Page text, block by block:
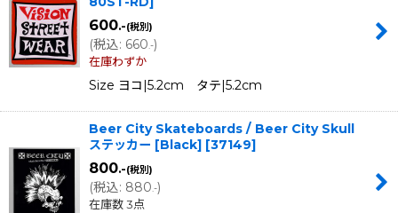
600.-(税別)
(税込: 660.-)
在庫わずか
Size ヨコ|5.2cm タテ|5.2cm
Beer City Skateboards / Beer City Skull
ステッカー [Black] [37149]
800.-(税別)
(税込: 880.-)
在庫数 3点